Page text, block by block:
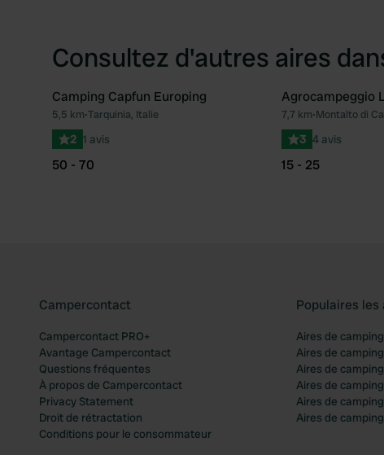
Consultez d'autres aires
Préféré
Camping Capfun Europing
5,5 km•Tarquinia, Italie
2 1 avis
50 - 70
Agrocampeggio
7,7 km•Montalto di
3 4 avis
15 - 25
Campercontact
Campercontact PRO+
Avantage Campercontact
Questions fréquentes
À propos de Campercontact
Privacy Statement
Droit de rétractation
Conditions pour le consommateur
Populaires
Aires de
Aires de
Aires de
Aires de
Aires de
Aires de